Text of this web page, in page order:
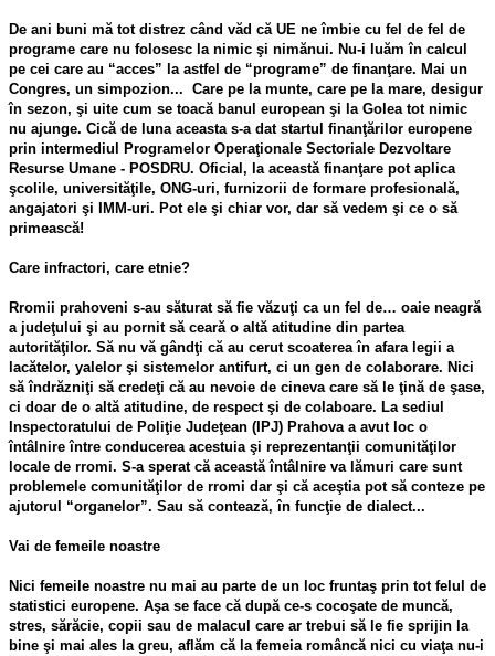
De ani buni mă tot distrez când văd că UE ne îmbie cu fel de fel de
programe care nu folosesc la nimic şi nimănui. Nu-i luăm în calcul
pe cei care au “acces” la astfel de “programe” de finanţare. Mai un
Congres, un simpozion... Care pe la munte, care pe la mare, desigur
în sezon, şi uite cum se toacă banul european şi la Golea tot nimic
nu ajunge. Cică de luna aceasta s-a dat startul finanţărilor europene
prin intermediul Programelor Operaţionale Sectoriale Dezvoltare
Resurse Umane - POSDRU. Oficial, la această finanţare pot aplica
şcolile, universităţile, ONG-uri, furnizorii de formare profesională,
angajatori şi IMM-uri. Pot ele şi chiar vor, dar să vedem şi ce o să
primească!
Care infractori, care etnie?
Rromii prahoveni s-au săturat să fie văzuţi ca un fel de… oaie neagră
a judeţului şi au pornit să ceară o altă atitudine din partea
autorităţilor. Să nu vă gândţi că au cerut scoaterea în afara legii a
lacătelor, yalelor şi sistemelor antifurt, ci un gen de colaborare. Nici
să îndrăzniţi să credeţi că au nevoie de cineva care să le ţină de şase,
ci doar de o altă atitudine, de respect şi de colaboare. La sediul
Inspectoratului de Poliţie Judeţean (IPJ) Prahova a avut loc o
întâlnire între conducerea acestuia şi reprezentanţii comunităţilor
locale de rromi. S-a sperat că această întâlnire va lămuri care sunt
problemele comunităţilor de rromi dar şi că aceştia pot să conteze pe
ajutorul “organelor”. Sau să contează, în funcţie de dialect...
Vai de femeile noastre
Nici femeile noastre nu mai au parte de un loc fruntaş prin tot felul de
statistici europene. Aşa se face că după ce-s cocoşate de muncă,
stres, sărăcie, copii sau de malacul care ar trebui să le fie sprijin la
bine şi mai ales la greu, aflăm că la femeia româncă nici cu viaţa nu-i